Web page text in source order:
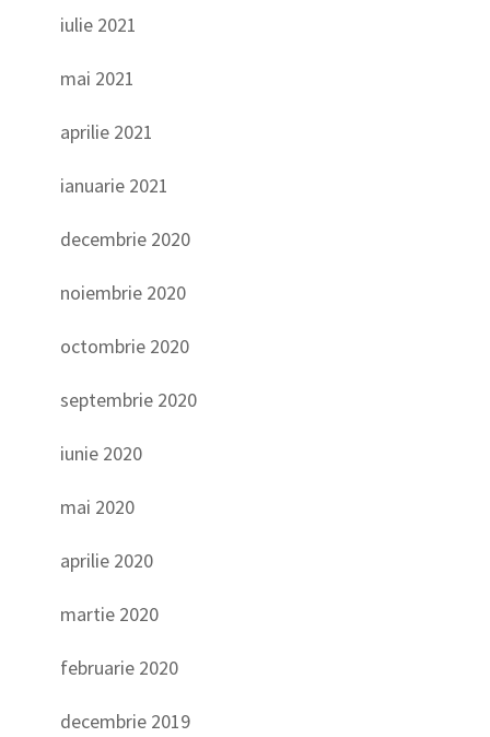
iulie 2021
mai 2021
aprilie 2021
ianuarie 2021
decembrie 2020
noiembrie 2020
octombrie 2020
septembrie 2020
iunie 2020
mai 2020
aprilie 2020
martie 2020
februarie 2020
decembrie 2019